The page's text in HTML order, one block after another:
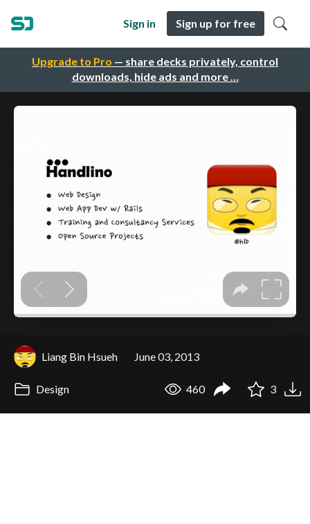
Upgrade to Pro — share decks privately, control
downloads, hide ads and more …
Sign in Sign up for free
Liang Bin Hsueh June 03, 2013
Design 460 3